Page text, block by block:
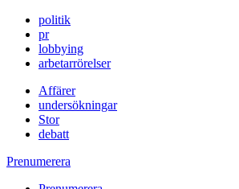
politik
pr
lobbying
arbetarrörelser
Affärer
undersökningar
Stor
debatt
Prenumerera